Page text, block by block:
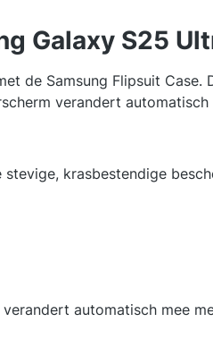
Galaxy S25
de Samsung Flipsuit
verandert
krasbestendige
automatisch mee